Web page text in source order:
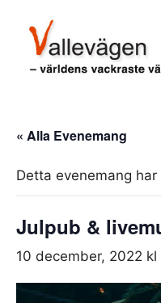
innehåll
« Alla Evenemang
Detta evenemang
Julpub &
10 december, 2022 kl